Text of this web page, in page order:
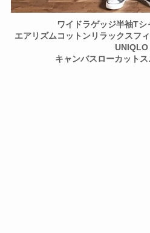
ワイドラゲッジ半袖T
エアリズムコットンリラックスフ
UNIQLO
キャンバスローカット